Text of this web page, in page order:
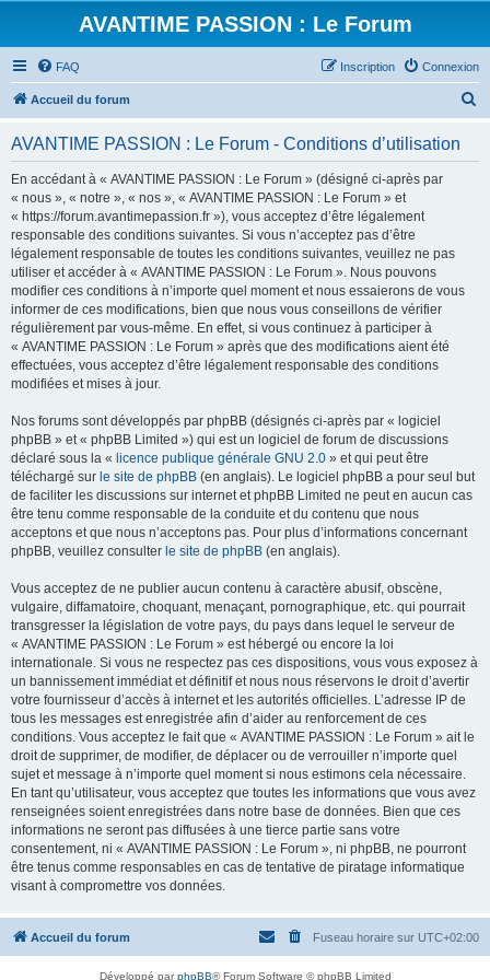
AVANTIME PASSION : Le Forum
FAQ Connexion
Inscription
Accueil du forum
AVANTIME PASSION : Le Forum - Conditions d’utilisation
En accédant à « AVANTIME PASSION : Le Forum » (désigné ci-après par
« nous », « notre », « nos », « AVANTIME PASSION : Le Forum » et
« https://forum.avantimepassion.fr »), vous acceptez d’être légalement
responsable des conditions suivantes. Si vous n’acceptez pas d’être
légalement responsable de toutes les conditions suivantes, veuillez ne pas
utiliser et accéder à « AVANTIME PASSION : Le Forum ». Nous pouvons
modifier ces conditions à n’importe quel moment et nous essaierons de vous
informer de ces modifications, bien que nous vous conseillons de vérifier
régulièrement par vous-même. En effet, si vous continuez à participer à
« AVANTIME PASSION : Le Forum » après que des modifications aient été
effectuées, vous acceptez d’être légalement responsable des conditions
modifiées et mises à jour.
Nos forums sont développés par phpBB (désignés ci-après par « logiciel
phpBB » et « phpBB Limited ») qui est un logiciel de forum de discussions
déclaré sous la « licence publique générale GNU 2.0 » et qui peut être
téléchargé sur le site de phpBB (en anglais). Le logiciel phpBB a pour seul but
de faciliter les discussions sur internet et phpBB Limited ne peut en aucun cas
être tenu comme responsable de la conduite et du contenu que nous
acceptons et que nous n’acceptons pas. Pour plus d’informations concernant
phpBB, veuillez consulter le site de phpBB (en anglais).
Vous acceptez de ne publier aucun contenu à caractère abusif, obscène,
vulgaire, diffamatoire, choquant, menaçant, pornographique, etc. qui pourrait
transgresser la législation de votre pays, du pays dans lequel le serveur de
« AVANTIME PASSION : Le Forum » est hébergé ou encore la loi
internationale. Si vous ne respectez pas ces dispositions, vous vous exposez à
un bannissement immédiat et définitif et nous nous réservons le droit d’avertir
votre fournisseur d’accès à internet et les autorités officielles. L’adresse IP de
tous les messages est enregistrée afin d’aider au renforcement de ces
conditions. Vous acceptez le fait que « AVANTIME PASSION : Le Forum » ait le
droit de supprimer, de modifier, de déplacer ou de verrouiller n’importe quel
sujet et message à n’importe quel moment si nous estimons cela nécessaire.
En tant qu’utilisateur, vous acceptez que toutes les informations que vous avez
renseignées soient enregistrées dans notre base de données. Bien que ces
informations ne seront pas diffusées à une tierce partie sans votre
consentement, ni « AVANTIME PASSION : Le Forum », ni phpBB, ne pourront
être tenus comme responsables en cas de tentative de piratage informatique
visant à compromettre vos données.
Accueil du forum Fuseau horaire sur UTC+02:00
Développé parphpBB® Forum Software © phpBB Limited